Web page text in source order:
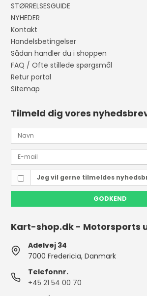
STØRRELSESGUIDE
NYHEDER
Kontakt
Handelsbetingelser
Sådan handler du i shoppen
FAQ / Ofte stillede spørgsmål
Retur portal
Sitemap
Tilmeld dig vores
Jeg vil gerne tilmeldes
GODKEND
Kart-shop.dk - Motorsports
Adelvej 34
7000 Fredericia, Danmark
Telefonnr.
+45 21 54 00 70